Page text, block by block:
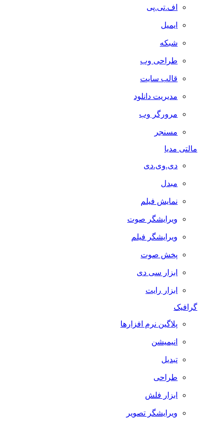
اف.تی.پی
ایمیل
شبکه
طراحی وب
قالب سایت
مدیریت دانلود
مرورگر وب
مسنجر
مالتی مدیا
دی.وی.دی
مبدل
نمایش فیلم
ویرایشگر صوت
ویرایشگر فیلم
پخش صوت
ابزار سی دی
ابزار رایت
گرافیک
پلاگین نرم افزارها
انیمیشن
تبدیل
طراحی
ابزار فلش
ویرایشگر تصویر